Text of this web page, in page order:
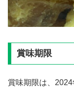
賞味期限
賞味期限は、